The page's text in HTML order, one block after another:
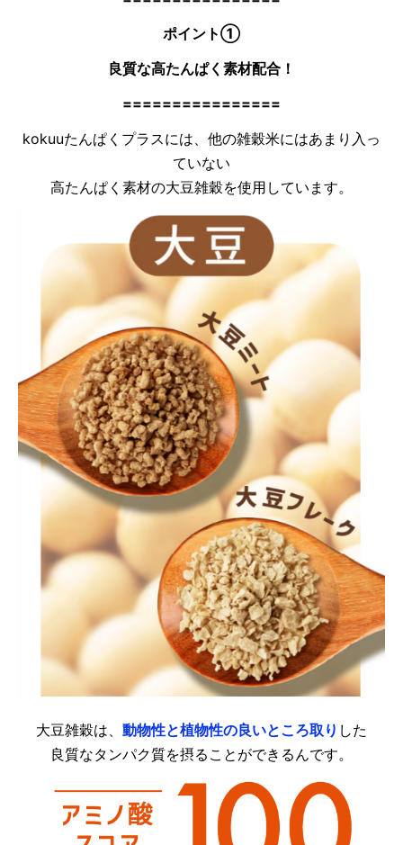
ポイント①
良質な高たんぱく素材配合！
================
kokuuたんぱくプラスには、他の雑穀米にはあまり入っ
ていない
高たんぱく素材の大豆雑穀を使用しています。
大豆雑穀は、 動物性と植物性の良いところ取り した
良質なタンパク質を摂ることができるんです。